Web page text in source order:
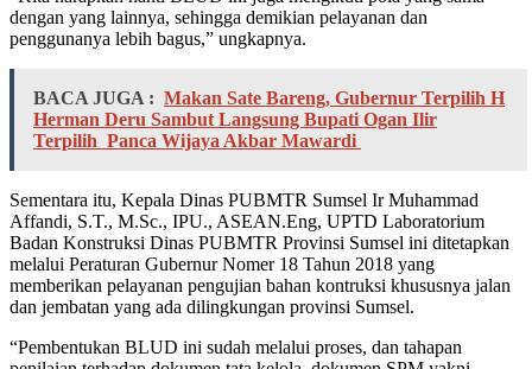
dengan yang lainnya, sehingga demikian pelayanan dan
penggunanya lebih bagus,” ungkapnya.
BACA JUGA : Makan Sate Bareng, Gubernur Terpilih H
Herman Deru Sambut Langsung Bupati Ogan Ilir
Terpilih Panca Wijaya Akbar Mawardi
Sementara itu, Kepala Dinas PUBMTR Sumsel Ir Muhammad
Affandi, S.T., M.Sc., IPU., ASEAN.Eng, UPTD Laboratorium
Badan Konstruksi Dinas PUBMTR Provinsi Sumsel ini ditetapkan
melalui Peraturan Gubernur Nomer 18 Tahun 2018 yang
memberikan pelayanan pengujian bahan kontruksi khususnya jalan
dan jembatan yang ada dilingkungan provinsi Sumsel.
“Pembentukan BLUD ini sudah melalui proses, dan tahapan